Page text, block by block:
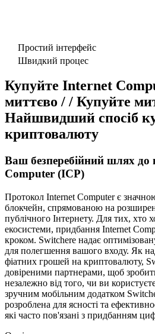
Простий інтерфейс
Швидкий процес
Купуйте Internet
миттєво / / Купуйте
Найшвидший спосіб
криптовалюту
Ваш безперебійний шлях
Computer (ICP)
Протокол Internet Computer є
блокчейн, спрямованою на
публічного Інтернету. Для тих, хто
екосистеми, придбання Internet
кроком. Switchere надає
для полегшення вашого входу. Як
фіатних грошей на криптовалюту,
довіреними партнерами, щоб
незалежно від того, чи ви
зручним мобільним додатком
розроблена для ясності та
які часто пов'язані з придбанням